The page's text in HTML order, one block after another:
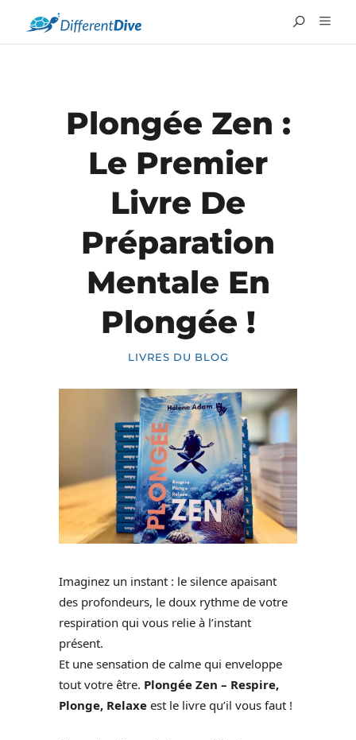
Plongée Zen :
Le Premier
Livre De
Préparation
Mentale En
Plongée !
LIVRES DU BLOG
Imaginez un instant : le silence apaisant
des profondeurs, le doux rythme de votre
respiration qui vous relie à l’instant
présent.
Et une sensation de calme qui enveloppe
tout votre être. Plongée Zen – Respire,
Plonge, Relaxe est le livre qu’il vous faut !